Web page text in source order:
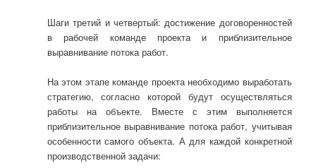
Шаги третий и четвертый: достижение договоренностей
в рабочей команде проекта и приблизительное
выравнивание потока работ.
На этом этапе команде проекта необходимо выработать
стратегию, согласно которой будут осуществляться
работы на объекте. Вместе с этим выполняется
приблизительное выравнивание потока работ, учитывая
особенности самого объекта. А для каждой конкретной
производственной задачи: